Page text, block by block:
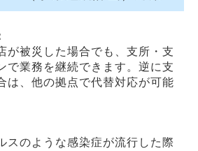
が被災した場合でも、支所・支
で業務を継続できます。逆に支
は、他の拠点で代替対応が可能
スのような感染症が流行した際